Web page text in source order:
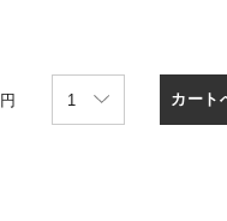
円 カート